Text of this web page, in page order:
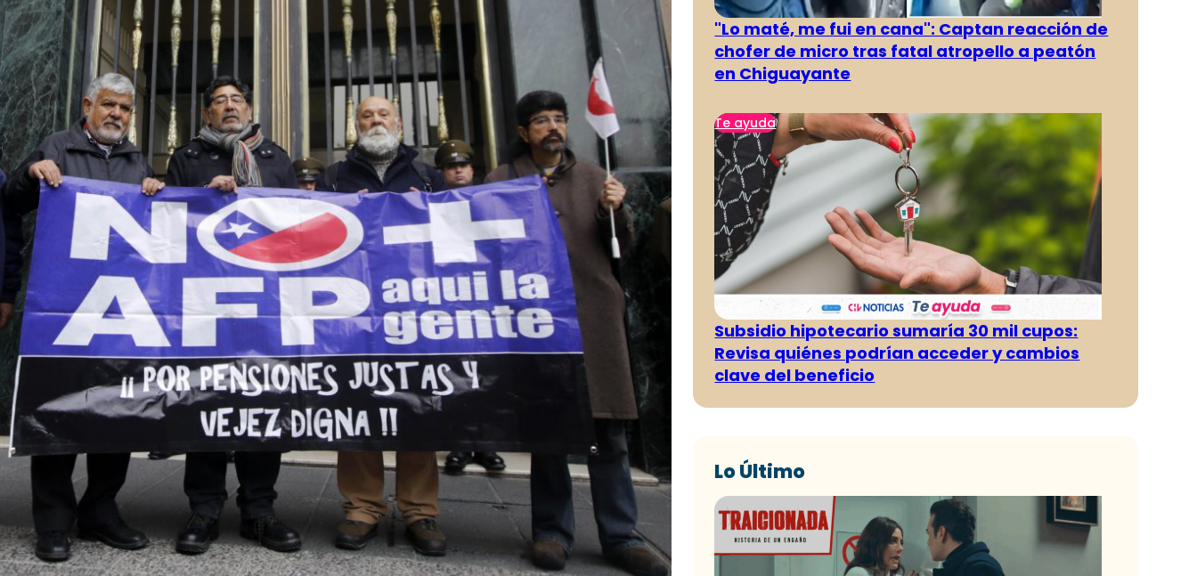
"Lo maté, me fui en cana": Captan reacción de
chofer de micro tras fatal atropello a peatón
en Chiguayante
Te ayuda
Subsidio hipotecario sumaría 30 mil cupos:
Revisa quiénes podrían acceder y cambios
clave del beneficio
Lo Último